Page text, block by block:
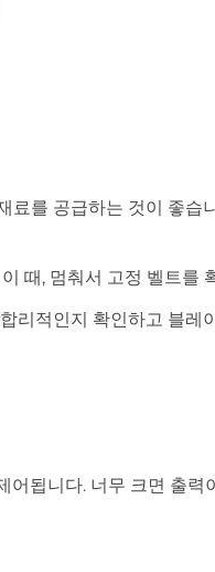
료를 공급하는 것이 좋
때, 멈춰서 고정 벨트를
리적인지 확인하고 블레
됩니다. 너무 크면 출력